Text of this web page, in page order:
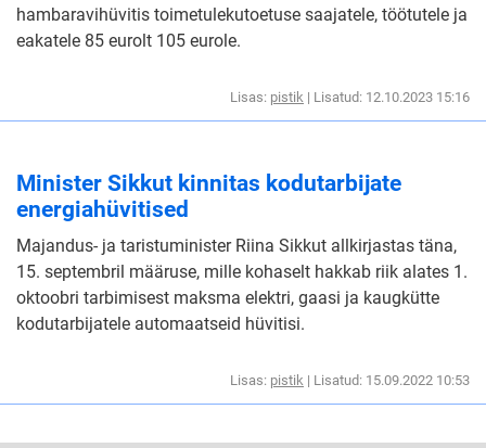
hambaravihüvitis toimetulekutoetuse saajatele, töötutele ja
eakatele 85 eurolt 105 eurole.
Lisas: pistik | Lisatud: 12.10.2023 15:16
Minister Sikkut kinnitas kodutarbijate
energiahüvitised
Majandus- ja taristuminister Riina Sikkut allkirjastas täna,
15. septembril määruse, mille kohaselt hakkab riik alates 1.
oktoobri tarbimisest maksma elektri, gaasi ja kaugkütte
kodutarbijatele automaatseid hüvitisi.
Lisas: pistik | Lisatud: 15.09.2022 10:53